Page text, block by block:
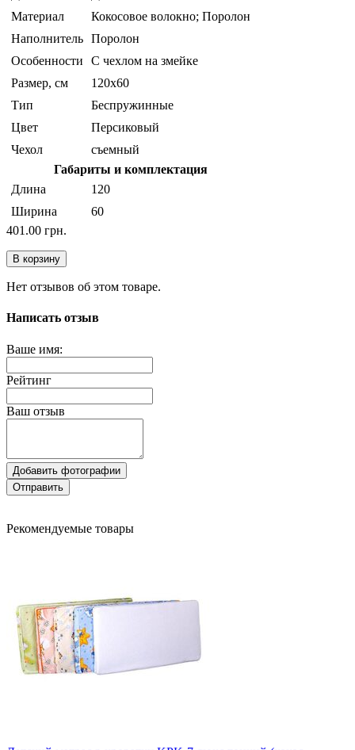
Материал
Кокосовое волокно; Поролон
Наполнитель Поролон
Особенности
С чехлом на змейке
Размер, см
120x60
Тип
Беспружинные
Цвет
Персиковый
Чехол
съемный
Габариты и комплектация
Длина
120
Ширина
60
401.00 грн.
В корзину
Нет отзывов об этом товаре.
Написать отзыв
Ваше имя:
Рейтинг
Ваш отзыв
Добавить фотографии
Отправить
Рекомендуемые товары